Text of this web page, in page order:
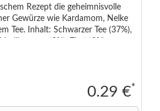
Rezept die geheimnisvolle
Gewürze wie Kardamom, Nelke
Tee. Inhalt: Schwarzer Tee (37%),
0.29 €*